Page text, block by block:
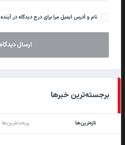
نام و آدرس ایمیل مرا برای درج دیدگاه در
برجسته‌ترین خبرها
تازه‌ترین‌ها پربحث‌ترین‌ها